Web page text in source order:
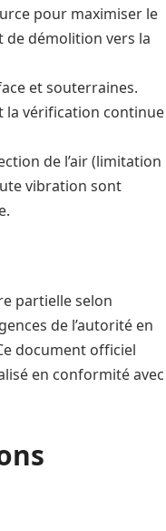
pour maximiser le
de démolition vers la
et souterraines.
la vérification continue
de l’air (limitation
vibration sont
partielle selon
de l’autorité en
document officiel
en conformité avec